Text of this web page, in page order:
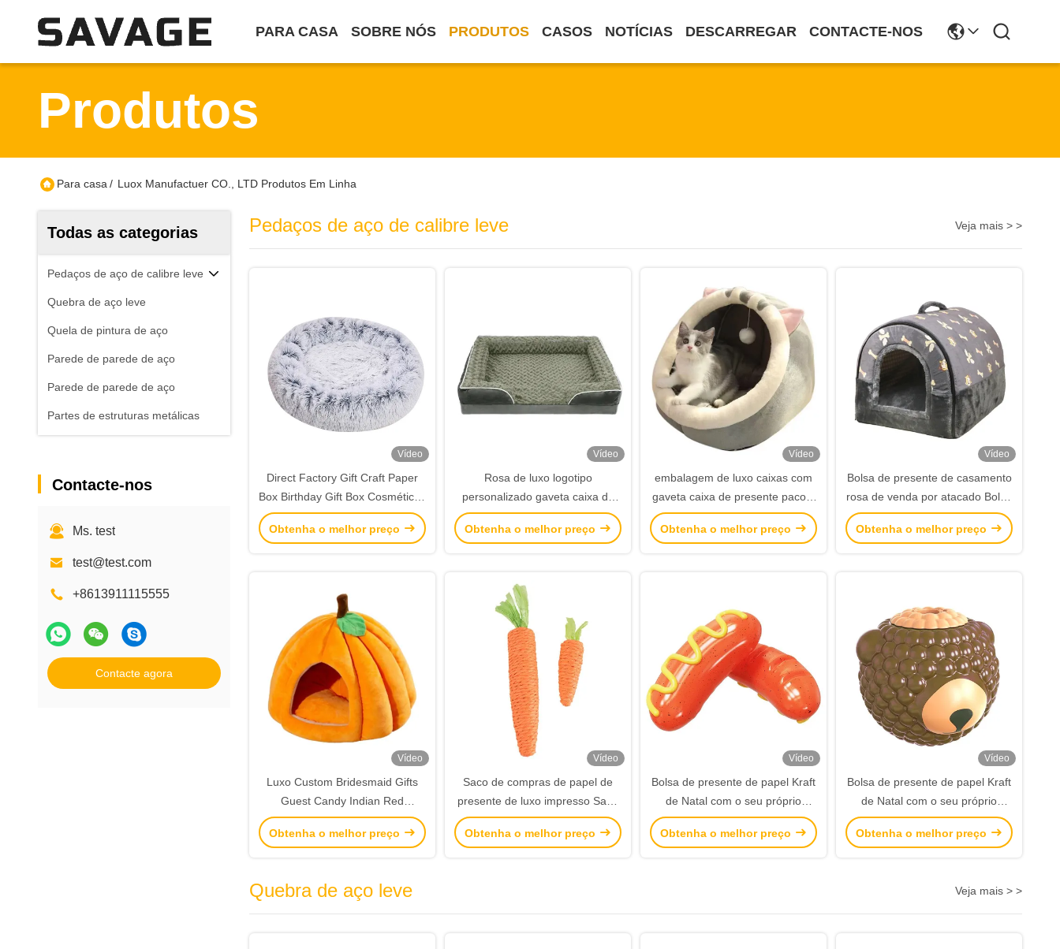
PARA CASA SOBRE NÓS PRODUTOS CASOS NOTÍCIAS DESCARREGAR CONTACTE-NOS
Produtos
Para casa / Luox Manufactuer CO., LTD Produtos Em Linha
Todas as categorias
Pedaços de aço de calibre leve
Quebra de aço leve
Quela de pintura de aço
Parede de parede de aço
Parede de parede de aço
Partes de estruturas metálicas
Contacte-nos
Ms. test
test@test.com
+8613911115555
Contacte agora
Pedaços de aço de calibre leve Veja mais > >
Vídeo
Direct Factory Gift Craft Paper
Box Birthday Gift Box Cosméticos
Embalagem Caixa Cartão
Obtenha o melhor preço
Vídeo
Rosa de luxo logotipo
personalizado gaveta caixa de
presente embalagem bolsa de
mão embalagem caixa
Obtenha o melhor preço
Vídeo
embalagem de luxo caixas com
gaveta caixa de presente pacote
luxuosa caixa de presente de
papel revestido personalizado
Obtenha o melhor preço
Vídeo
Bolsa de presente de casamento
rosa de venda por atacado Bolsa
de papel personalizada para
festa de aniversário Favor
Obtenha o melhor preço
Vídeo
Luxo Custom Bridesmaid Gifts
Guest Candy Indian Red
Wedding Favor Boxes Para
Decoração de Casamento Favor
Obtenha o melhor preço
Vídeo
Saco de compras de papel de
presente de luxo impresso Saco
de compras de papel
personalizado com logotipo
Obtenha o melhor preço
Vídeo
Bolsa de presente de papel Kraft
de Natal com o seu próprio
logotipo para a festa de Natal
Obtenha o melhor preço
Vídeo
Bolsa de presente de papel Kraft
de Natal com o seu próprio
logotipo para a festa de Natal
Obtenha o melhor preço
Quebra de aço leve Veja mais > >